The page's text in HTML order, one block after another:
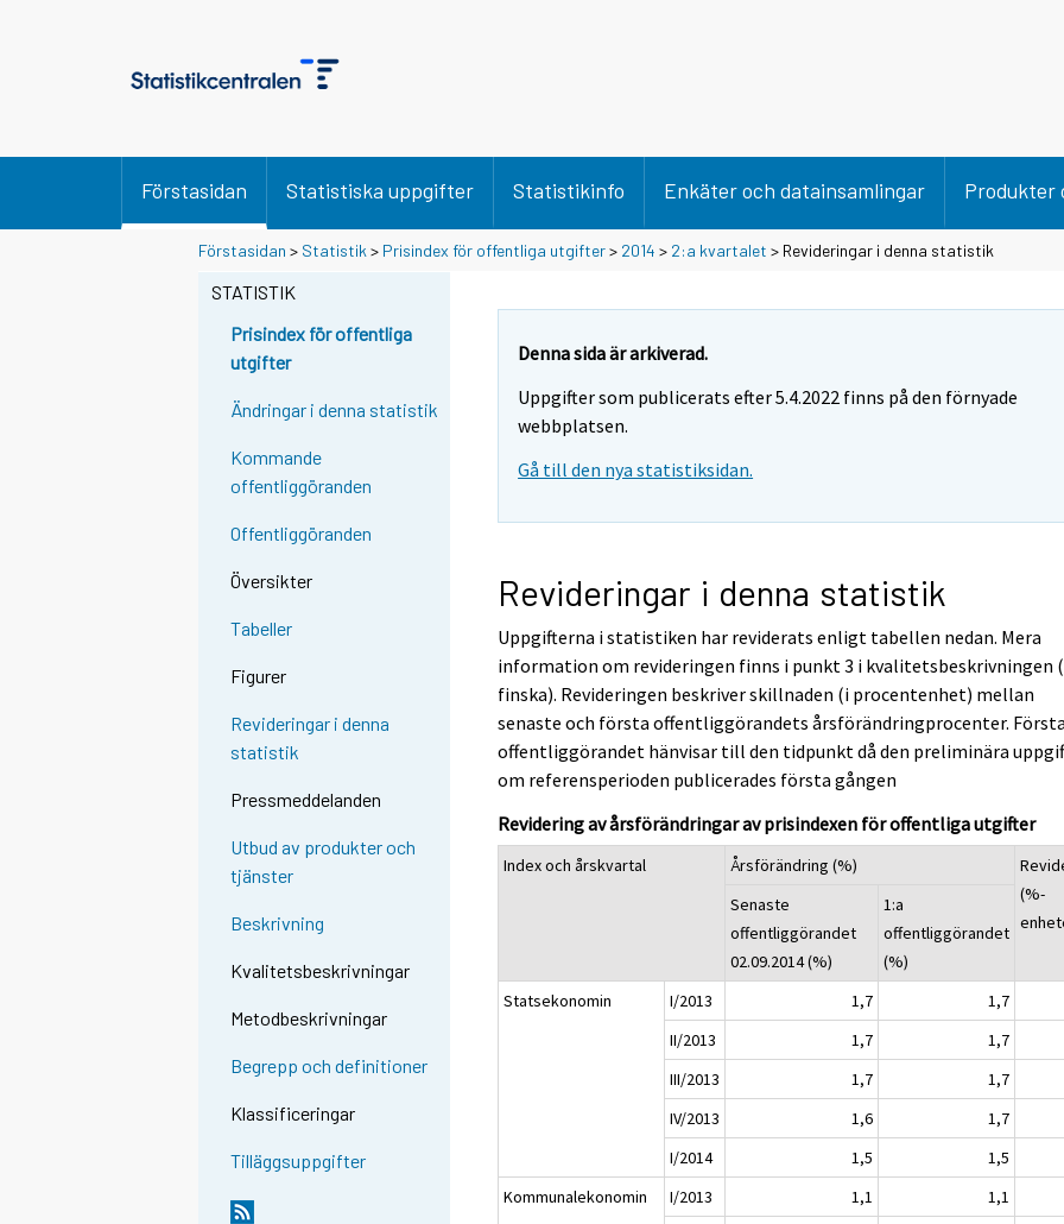
Förstasidan Statistiska uppgifter Statistikinfo Enkäter och datainsamlingar Produkter
Förstasidan > Statistik > Prisindex för offentliga utgifter> 2014 > 2:a kvartalet > Revideringar i denna statistik
STATISTIK
Prisindex för offentliga
utgifter
Ändringar i denna statistik
Kommande
offentliggöranden
Offentliggöranden
Översikter
Tabeller
Figurer
Revideringar i denna
statistik
Pressmeddelanden
Utbud av produkter och
tjänster
Beskrivning
Kvalitetsbeskrivningar
Metodbeskrivningar
Begrepp och definitioner
Klassificeringar
Tilläggsuppgifter
Denna sida är arkiverad.
Uppgifter som publicerats efter 5.4.2022 finns på den förnyade
webbplatsen.
Gå till den nya statistiksidan.
Revideringar i denna statistik
Uppgifterna i statistiken har reviderats enligt tabellen nedan. Mera
information om revideringen finns i punkt 3 i kvalitetsbeskrivningen
finska). Revideringen beskriver skillnaden (i procentenhet) mellan
senaste och första offentliggörandets årsförändringprocenter.
offentliggörandet hänvisar till den tidpunkt då den preliminära
om referensperioden publicerades första gången
Revidering av årsförändringar av prisindexen för offentliga utgifter
Index och årskvartal Årsförändring (%)
(%-
Senaste
offentliggörandet
02.09.2014 (%)
1:a
offentliggörandet
(%)
Statsekonomin
I/2013 1,7
1,7
II/2013
1,7
1,7
III/2013
1,7
1,7
IV/2013
1,6
1,7
I/2014
1,5
1,5
Kommunalekonomin
I/2013 1,1
1,1